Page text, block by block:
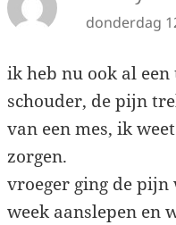
donderdag
ik heb nu ook al
schouder, de pijn
van een mes, ik
zorgen.
vroeger ging de
week aanslepen en